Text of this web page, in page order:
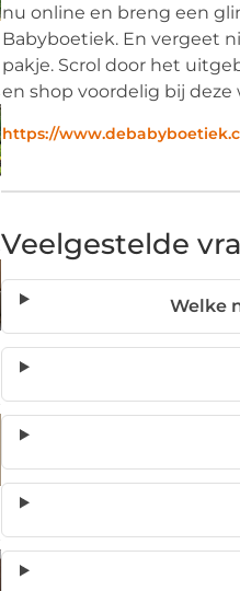
nu online en breng een
Babyboetiek. En vergeet
pakje. Scrol door het
en shop voordelig bij deze
https://
Veelgestelde
Welke